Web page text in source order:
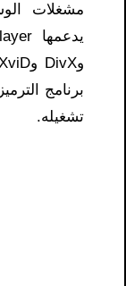
مشغلات
برنامج
تشغيله.